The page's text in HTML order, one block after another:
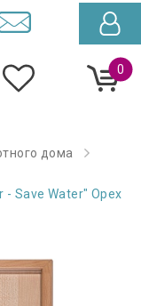
0
дома
- Save Water" Орех